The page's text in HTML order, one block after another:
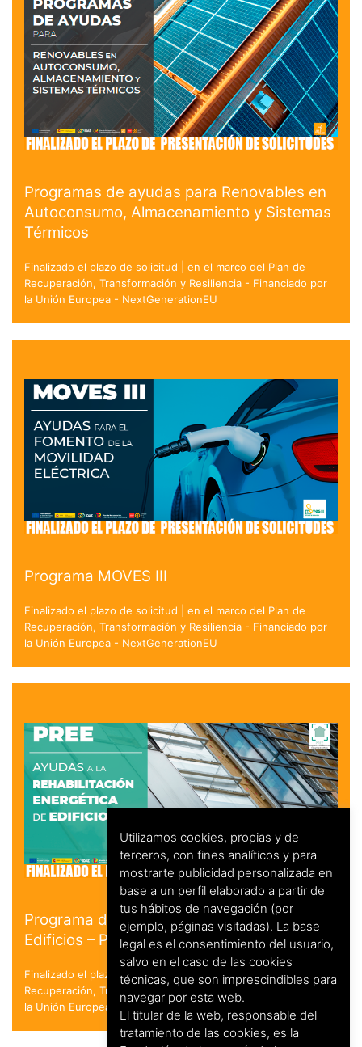
Programas de ayudas para Renovables en
Autoconsumo, Almacenamiento y Sistemas
Térmicos
Finalizado el plazo de solicitud | en el marco del Plan de
Recuperación, Transformación y Resiliencia - Financiado por
la Unión Europea - NextGenerationEU
Programa MOVES III
Finalizado el plazo de solicitud | en el marco del Plan de
Recuperación, Transformación y Resiliencia - Financiado por
la Unión Europea - NextGenerationEU
Programa de Rehabilitación Energética de
Edificios – PREE
Finalizado el plazo de solicitud. en el marco del Plan de
Recuperación, Transformación y Resiliencia - Financiado por
la Unión Europea - NextGenerationEU
Utilizamos cookies, propias y de
terceros, con fines analíticos y para
mostrarte publicidad personalizada en
base a un perfil elaborado a partir de
tus hábitos de navegación (por
ejemplo, páginas visitadas). La base
legal es el consentimiento del usuario,
salvo en el caso de las cookies
técnicas, que son imprescindibles para
navegar por esta web.
El titular de la web, responsable del
tratamiento de las cookies, es la